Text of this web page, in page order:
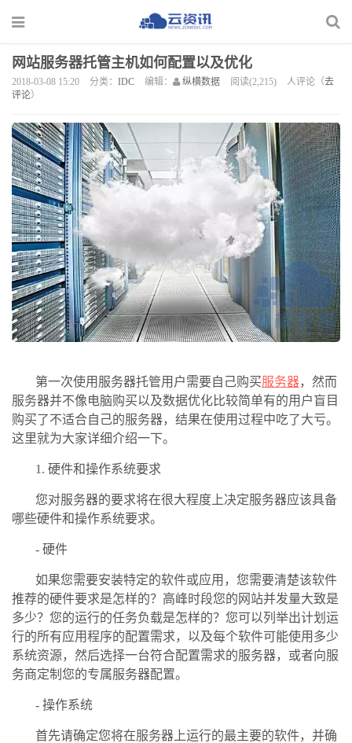
网站服务器托管主机如何配置以及优化
2018-03-08 15:20 分类： IDC 编辑： 纵横数据 阅读(2,215) 人评论（去
评论）
第一次使用服务器托管用户需要自己购买服务器，然而
服务器并不像电脑购买以及数据优化比较简单有的用户盲目
购买了不适合自己的服务器，结果在使用过程中吃了大亏。
这里就为大家详细介绍一下。
1. 硬件和操作系统要求
您对服务器的要求将在很大程度上决定服务器应该具备
哪些硬件和操作系统要求。
- 硬件
如果您需要安装特定的软件或应用，您需要清楚该软件
推荐的硬件要求是怎样的？高峰时段您的网站并发量大致是
多少？您的运行的任务负载是怎样的？您可以列举出计划运
行的所有应用程序的配置需求，以及每个软件可能使用多少
系统资源，然后选择一台符合配置需求的服务器，或者向服
务商定制您的专属服务器配置。
- 操作系统
首先请确定您将在服务器上运行的最主要的软件，并确